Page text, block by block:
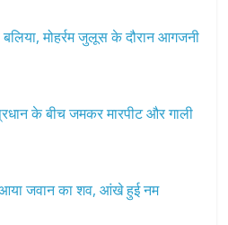
मोहर्रम जुलूस के दौरान आगजनी
के बीच जमकर मारपीट और गाली
आया जवान का शव, आंखे हुई नम